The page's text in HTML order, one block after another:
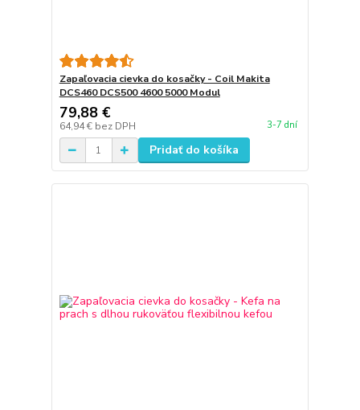
Zapaľovacia cievka do kosačky - Coil Makita
DCS460 DCS500 4600 5000 Modul
79,88 €
64,94 € bez DPH 3-7 dní
Pridať do košíka